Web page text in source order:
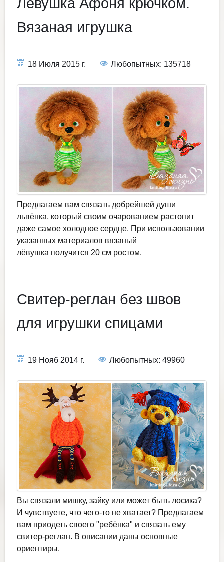
Лёвушка Афоня крючком.
Вязаная игрушка
18 Июля 2015 г. Любопытных: 135718
Предлагаем вам связать добрейшей души
львёнка, который своим очарованием растопит
даже самое холодное сердце. При использовании
указанных материалов вязаный
лёвушка получится 20 см ростом.
Свитер-реглан без швов
для игрушки спицами
19 Нояб 2014 г. Любопытных: 49960
Вы связали мишку, зайку или может быть лосика?
И чувствуете, что чего-то не хватает? Предлагаем
вам приодеть своего "ребёнка" и связать ему
свитер-реглан. В описании даны основные
ориентиры.